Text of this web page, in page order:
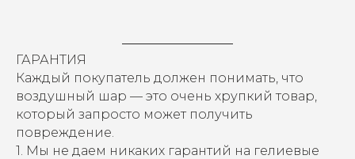
ГАРАНТИЯ
Каждый покупатель должен понимать, что
воздушный шар — это очень хрупкий товар,
который запросто может получить
повреждение.
1. Мы не даем никаких гарантий на гелиевые